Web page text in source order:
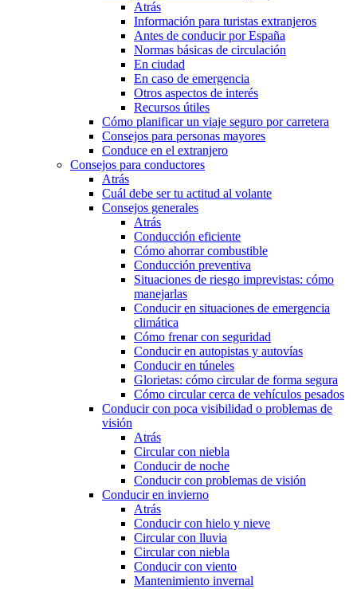
Atrás
Información para turistas extranjeros
Antes de conducir por España
Normas básicas de circulación
En ciudad
En caso de emergencia
Otros aspectos de interés
Recursos útiles
Cómo planificar un viaje seguro por carretera
Consejos para personas mayores
Conduce en el extranjero
Consejos para conductores
Atrás
Cuál debe ser tu actitud al volante
Consejos generales
Atrás
Conducción eficiente
Cómo ahorrar combustible
Conducción preventiva
Situaciones de riesgo imprevistas: cómo
manejarlas
Conducir en situaciones de emergencia
climática
Cómo frenar con seguridad
Conducir en autopistas y autovías
Conducir en túneles
Glorietas: cómo circular de forma segura
Cómo circular cerca de vehículos pesados
Conducir con poca visibilidad o problemas de
visión
Atrás
Circular con niebla
Conducir de noche
Conducir con problemas de visión
Conducir en invierno
Atrás
Conducir con hielo y nieve
Circular con lluvia
Circular con niebla
Conducir con viento
Mantenimiento invernal